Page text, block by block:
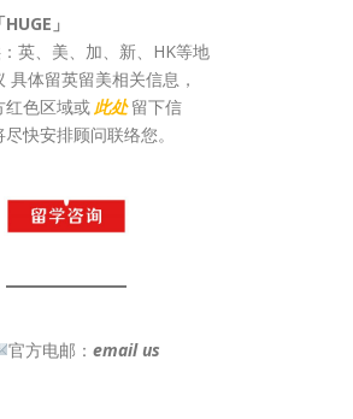
」
英、美、加、新、HK等地
具体留英留美相关信息，
红色区域或此处 留下信
快安排顾问联络您。
官方电邮： email us